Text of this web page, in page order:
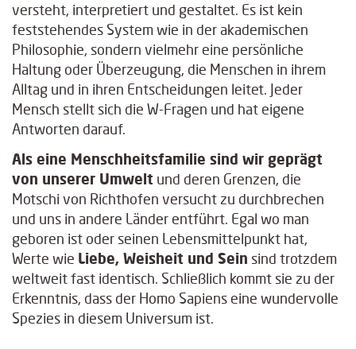
versteht, interpretiert und gestaltet. Es ist kein
feststehendes System wie in der akademischen
Philosophie, sondern vielmehr eine persönliche
Haltung oder Überzeugung, die Menschen in ihrem
Alltag und in ihren Entscheidungen leitet. Jeder
Mensch stellt sich die W-Fragen und hat eigene
Antworten darauf.
Als eine Menschheitsfamilie sind wir geprägt
von unserer Umwelt und deren Grenzen, die
Motschi von Richthofen versucht zu durchbrechen
und uns in andere Länder entführt. Egal wo man
geboren ist oder seinen Lebensmittelpunkt hat,
Werte wie Liebe, Weisheit und Sein sind trotzdem
weltweit fast identisch. Schließlich kommt sie zu der
Erkenntnis, dass der Homo Sapiens eine wundervolle
Spezies in diesem Universum ist.